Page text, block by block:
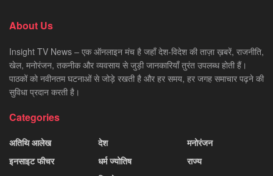
About Us
Insight TV News – एक ऑनलाइन मंच है जहाँ देश-विदेश की ताज़ा ख़बरें, राजनीति,
खेल, मनोरंजन, तकनीक और व्यवसाय से जुड़ी जानकारियाँ तुरंत उपलब्ध होती हैं।
पाठकों को नवीनतम घटनाओं से जोड़े रखती है और हर समय, हर जगह समाचार पढ़ने की
सुविधा प्रदान करती है।
Categories
अतिथि आलेख
इनसाइट फीचर
देश
धर्म ज्योतिष
मनोरंजन
राज्य